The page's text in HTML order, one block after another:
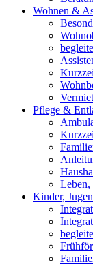
Wohnen &
Pflege &
Leben,
Kinder,